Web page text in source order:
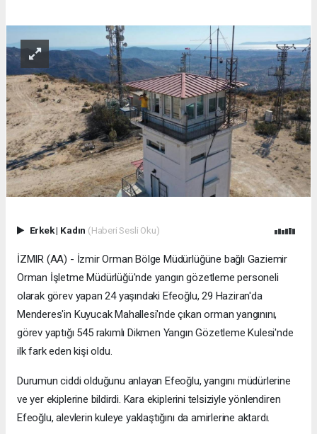
Erkek| Kadın (Haberi Sesli Oku)
İZMIR (AA) - İzmir Orman Bölge Müdürlüğüne bağlı Gaziemir
Orman İşletme Müdürlüğü'nde yangın gözetleme personeli
olarak görev yapan 24 yaşındaki Efeoğlu, 29 Haziran'da
Menderes'in Kuyucak Mahallesi'nde çıkan orman yangınını,
görev yaptığı 545 rakımlı Dikmen Yangın Gözetleme Kulesi'nde
ilk fark eden kişi oldu.
Durumun ciddi olduğunu anlayan Efeoğlu, yangını müdürlerine
ve yer ekiplerine bildirdi. Kara ekiplerini telsiziyle yönlendiren
Efeoğlu, alevlerin kuleye yaklaştığını da amirlerine aktardı.